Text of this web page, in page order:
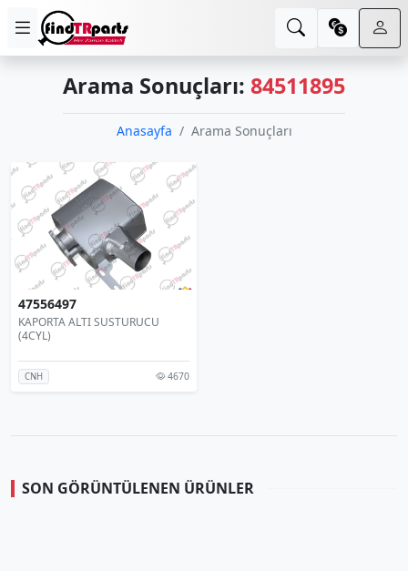
Arama Sonuçları: 84511895
Anasayfa Arama Sonuçları
47556497
KAPORTA ALTI SUSTURUCU
(4CYL)
CNH 4670
SON GÖRÜNTÜLENEN ÜRÜNLER